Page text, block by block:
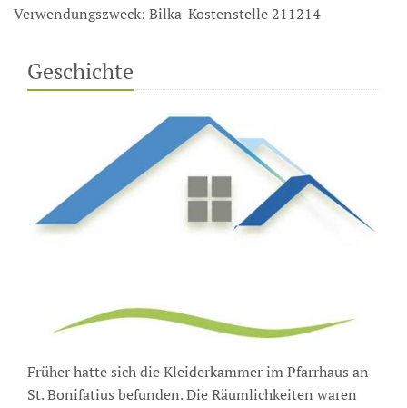
Verwendungszweck: Bilka-Kostenstelle 211214
Geschichte
Früher hatte sich die Kleiderkammer im Pfarr­haus an
St. Bonifatius befunden. Die Räum­lich­keiten waren